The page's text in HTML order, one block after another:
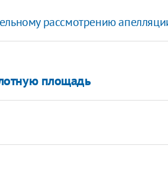
рассмотрению
площадь